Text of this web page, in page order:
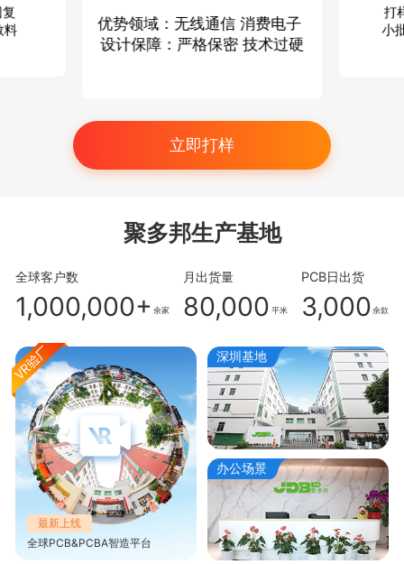
料 优势领域：无线通信 消费电子
设计保障：严格保密 技术过硬
打
小
立即打样
聚多邦生产基地
全球客户数
1,000,000+ 余家
月出货量
80,000 平米
PCB日出货
3,000 余款
最新上线
全球PCB&PCBA智造平台
深圳基地
办公场景